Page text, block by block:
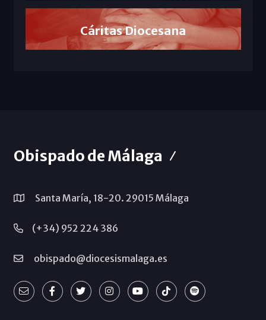
Cáritas Diocesana
Obispado de Málaga
Santa María, 18-20. 29015 Málaga
(+34) 952 224 386
obispado@diocesismalaga.es